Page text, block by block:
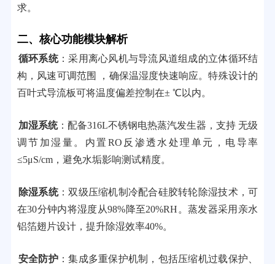
求。
二、核心功能模块解析
循环系统：采用离心风机与导流风道组成的立体循环结
构，风速可调范围 ，确保温湿度快速响应。特殊设计的
百叶式导流板可将温度偏差控制在± ℃以内。
加湿系统：配备316L不锈钢电热蒸汽发生器，支持 无级
调节加湿量。内置RO反渗透水处理单元，电导率
≤5μS/cm，避免水垢影响测试精度。
除湿系统：双级压缩机制冷配合硅胶转轮除湿技术，可
在30分钟内将湿度从98%降至20%RH。蒸发器采用亲水
铝箔翅片设计，提升除湿效率40%。
安全防护：集成多重保护机制，包括压缩机过载保护、